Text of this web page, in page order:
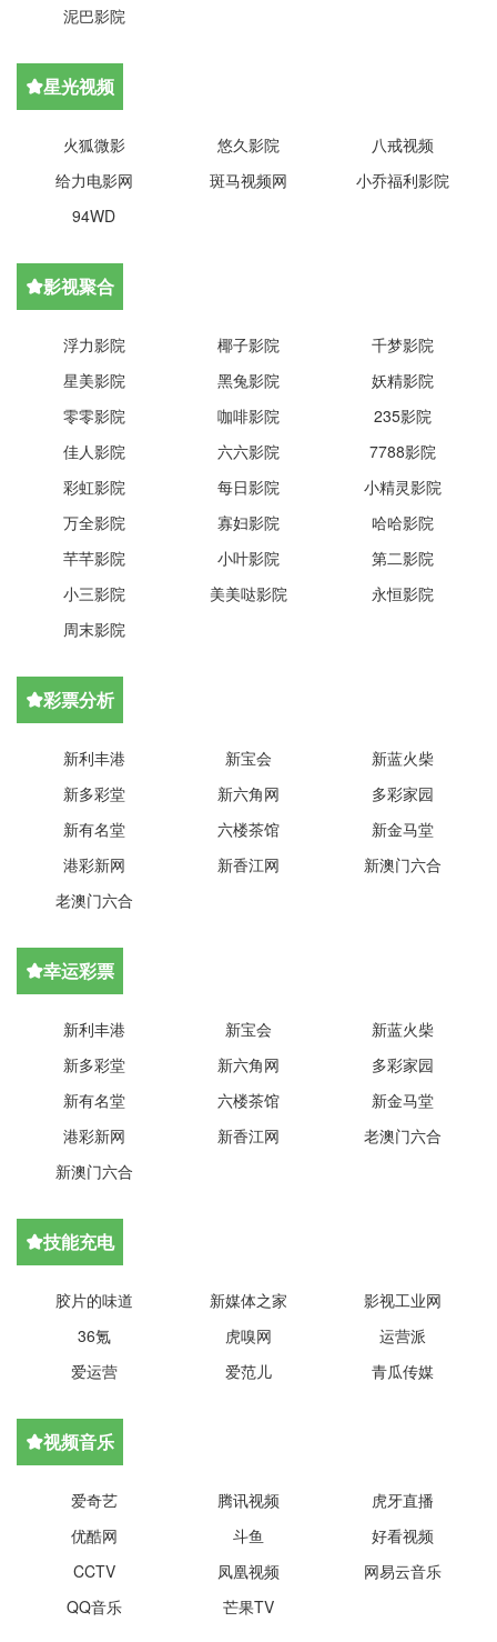
泥巴影院
星光视频
火狐微影 悠久影院
八戒视频
给力电影网
斑马视频网
小乔福利影院
94WD
影视聚合
浮力影院 椰子影院
千梦影院
星美影院
黑兔影院
妖精影院
零零影院
咖啡影院
235影院
佳人影院
六六影院
7788影院
彩虹影院
每日影院
小精灵影院
万全影院
寡妇影院
哈哈影院
芊芊影院
小叶影院
第二影院
小三影院
美美哒影院
永恒影院
周末影院
彩票分析
新利丰港 新宝会
新蓝火柴
新多彩堂
新六角网
多彩家园
新有名堂
六楼茶馆
新金马堂
港彩新网
新香江网
新澳门六合
老澳门六合
幸运彩票
新利丰港 新宝会
新蓝火柴
新多彩堂
新六角网
多彩家园
新有名堂
六楼茶馆
新金马堂
港彩新网
新香江网
老澳门六合
新澳门六合
技能充电
胶片的味道 新媒体之家
影视工业网
36氪
虎嗅网
运营派
爱运营
爱范儿 青瓜传媒
视频音乐
爱奇艺 腾讯视频
虎牙直播
优酷网
斗鱼
好看视频
CCTV
凤凰视频
网易云音乐
QQ音乐
芒果TV